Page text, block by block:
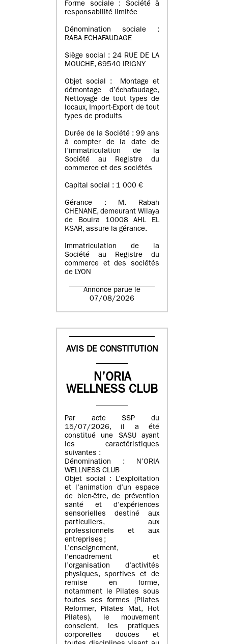
Forme sociale : Société à
responsabilité limitée
Dénomination sociale :
RABA ECHAFAUDAGE
Siège social : 24 RUE DE LA
MOUCHE, 69540 IRIGNY
Objet social : Montage et
démontage d’échafaudage,
Nettoyage de tout types de
locaux, Import-Export de tout
types de produits
Durée de la Société : 99 ans
à compter de la date de
l’immatriculation de la
Société au Registre du
commerce et des sociétés
Capital social : 1 000 €
Gérance : M. Rabah
CHENANE, demeurant Wilaya
de Bouira 10008 AHL EL
KSAR, assure la gérance.
Immatriculation de la
Société au Registre du
commerce et des sociétés
de LYON
Annonce parue le
07/08/2026
AVIS DE CONSTITUTION
N’ORIA
WELLNESS CLUB
Par acte SSP du
15/07/2026, il a été
constitué une SASU ayant
les caractéristiques
suivantes :
Dénomination : N’ORIA
WELLNESS CLUB
Objet social : L’exploitation
et l’animation d’un espace
de bien-être, de prévention
santé et d’expériences
sensorielles destiné aux
particuliers, aux
professionnels et aux
entreprises ;
L’enseignement,
l’encadrement et
l’organisation d’activités
physiques, sportives et de
remise en forme,
notamment le Pilates sous
toutes ses formes (Pilates
Reformer, Pilates Mat, Hot
Pilates), le mouvement
conscient, les pratiques
corporelles douces et